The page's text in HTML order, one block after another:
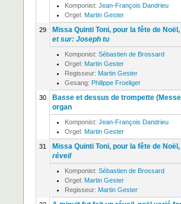
Komponist: Jean-François Dandrieu
Orgel: Martin Gester
29 Missa Quinti Toni, pour la fête de
et sur: Joseph tu
Komponist: Sébastien de Brossard
Orgel: Martin Gester
Regisseur: Martin Gester
Gesang: Philippe Froeliger
30
Basse et dessus de trompette
organ
Komponist: Jean-François Dandrieu
Orgel: Martin Gester
31 Missa Quinti Toni, pour la fête de
réveil
Komponist: Sébastien de Brossard
Orgel: Martin Gester
Regisseur: Martin Gester